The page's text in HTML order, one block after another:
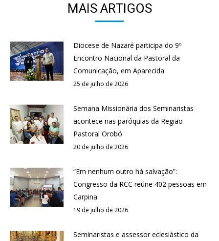
MAIS ARTIGOS
Diocese de Nazaré participa do 9º
Encontro Nacional da Pastoral da
Comunicação, em Aparecida
25 de julho de 2026
Semana Missionária dos Seminaristas
acontece nas paróquias da Região
Pastoral Orobó
20 de julho de 2026
“Em nenhum outro há salvação”:
Congresso da RCC reúne 402 pessoas em
Carpina
19 de julho de 2026
Seminaristas e assessor eclesiástico da